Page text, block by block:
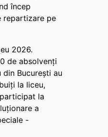
încep
repartizare pe
2026.
de absolvenți
din București au
la liceu,
la
a
-